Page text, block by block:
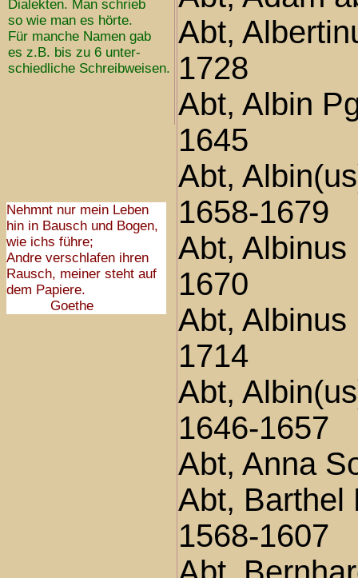
Dialekten. Man schrieb
so wie man es hörte.
Für manche Namen gab
es z.B. bis zu 6 unter-
schiedliche Schreibweisen.
Abt,
1728
Abt, Albin
1645
Abt,
1658-1679
Abt, Albinus
1670
Abt, Albinus
1714
Abt,
1646-1657
Abt, Anna
Abt, Barthel
1568-1607
Nehmnt nur mein Leben
hin in Bausch und Bogen,
wie ichs führe;
Andre verschlafen ihren
Rausch, meiner steht auf
dem Papiere.
Goethe